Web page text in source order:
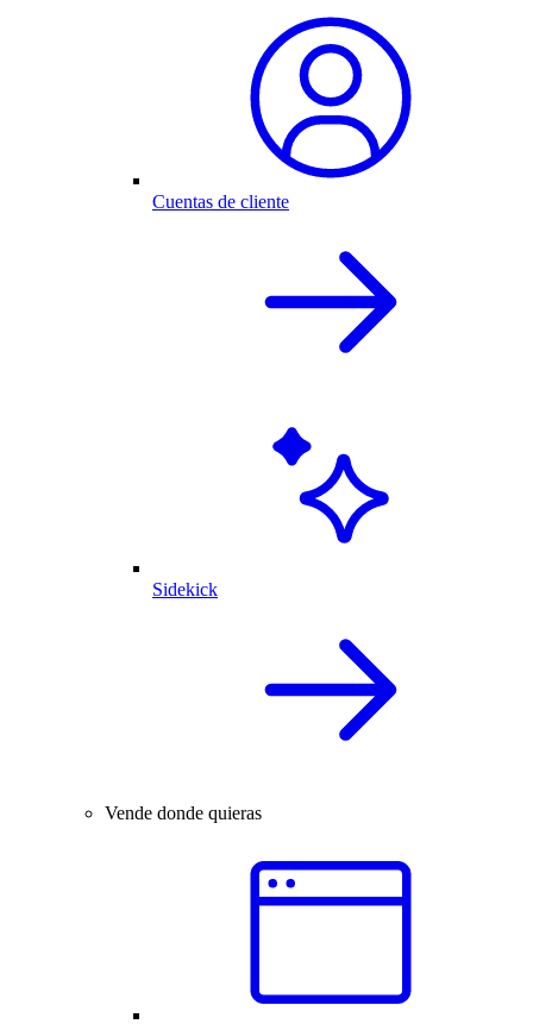
Cuentas de cliente
Sidekick
Vende donde quieras